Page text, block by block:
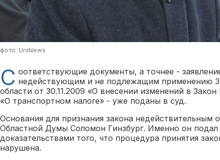
фото: UniNews
С оответствующие документы, а точнее -
недействующим и не подлежащим применению
области от 30.11.2009 «О внесении изменений в
«О транспортном налоге» - уже поданы в суд.
Основания для признания закона недействительным
Областной Думы Соломон Гинзбург. Именно он подал
доказательствами того, что процедура принятия
нарушена.